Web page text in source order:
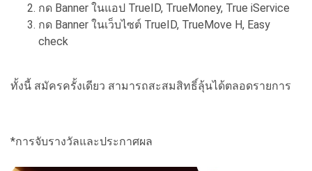
กด Banner ในแอป TrueID, TrueMoney, True iService
กด Banner ในเว็บไซต์ TrueID, TrueMove H, Easy
check
ทั้งนี้ สมัครครั้งเดียว สามารถสะสมสิทธิ์ลุ้นได้ตลอดรายการ
*การจับรางวัลและประกาศผล